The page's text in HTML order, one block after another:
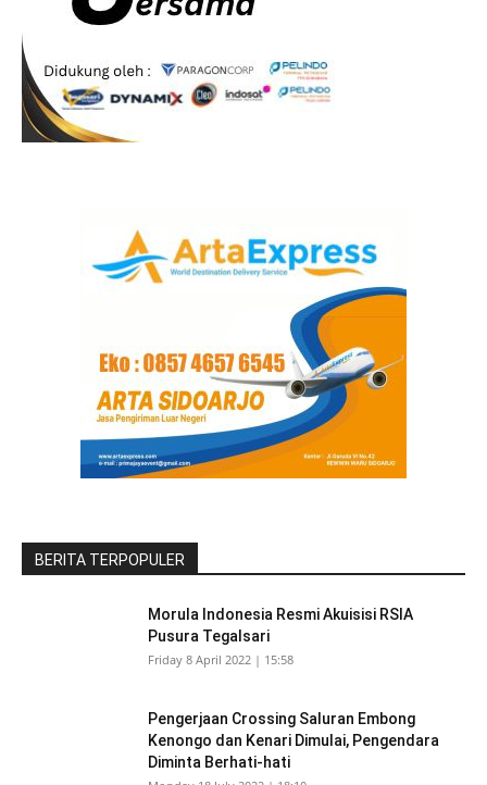
BERITA TERPOPULER
Morula Indonesia Resmi Akuisisi RSIA
Pusura Tegalsari
Friday 8 April 2022 | 15:58
Pengerjaan Crossing Saluran Embong
Kenongo dan Kenari Dimulai, Pengendara
Diminta Berhati-hati